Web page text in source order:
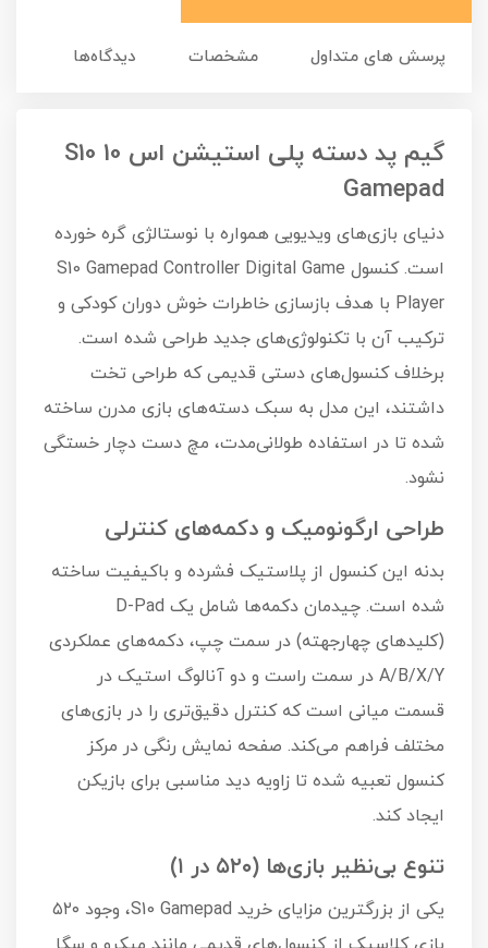
پرسش های متداول مشخصات دیدگاه‌ها
گیم پد دسته پلی استیشن اس 10 S10
Gamepad
دنیای بازی‌های ویدیویی همواره با نوستالژی گره خورده
است. کنسول S10 Gamepad Controller Digital Game
Player با هدف بازسازی خاطرات خوش دوران کودکی و
ترکیب آن با تکنولوژی‌های جدید طراحی شده است.
برخلاف کنسول‌های دستی قدیمی که طراحی تخت
داشتند، این مدل به سبک دسته‌های بازی مدرن ساخته
شده تا در استفاده طولانی‌مدت، مچ دست دچار خستگی
نشود.
طراحی ارگونومیک و دکمه‌های کنترلی
بدنه این کنسول از پلاستیک فشرده و باکیفیت ساخته
شده است. چیدمان دکمه‌ها شامل یک D-Pad
(کلیدهای چهارجهته) در سمت چپ، دکمه‌های عملکردی
A/B/X/Y در سمت راست و دو آنالوگ استیک در
قسمت میانی است که کنترل دقیق‌تری را در بازی‌های
مختلف فراهم می‌کند. صفحه نمایش رنگی در مرکز
کنسول تعبیه شده تا زاویه دید مناسبی برای بازیکن
ایجاد کند.
تنوع بی‌نظیر بازی‌ها (۵۲۰ در ۱)
یکی از بزرگترین مزایای خرید S10 Gamepad، وجود ۵۲۰